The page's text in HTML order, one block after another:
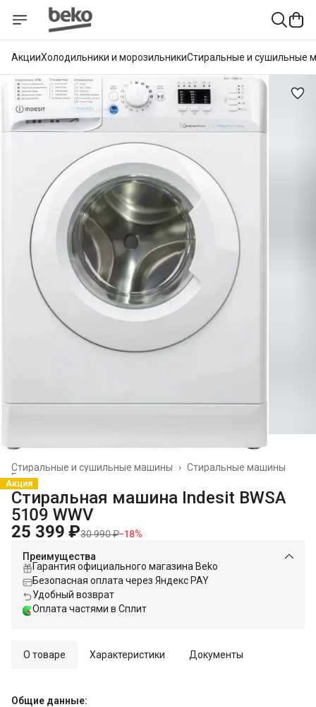
АкцииХолодильники и морозильникиСтиральные и сушильные
Стиральные машины
Стиральные и сушильные машины
›
Главная
Акция
Стиральная машина Indesit BWSA
5109 WWV
25 399 ₽30 990 ₽−18%
Преимущества
Гарантия официального магазина Beko
Безопасная оплата через Яндекс PAY
Удобный возврат
Оплата частями в Сплит
О товаре Характеристики Документы
Общие данные: